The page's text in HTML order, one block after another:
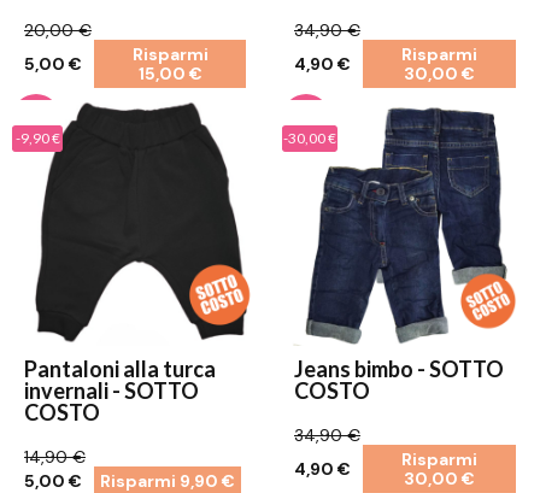
20,00 €
5,00 €
Risparmi
15,00 €
34,90 €
4,90 €
Risparmi
30,00 €
-9,90 €
Pantaloni alla turca
invernali - SOTTO
COSTO
14,90 €
5,00 €
Risparmi 9,90 €
-30,00 €
Jeans bimbo - SOTTO
COSTO
34,90 €
4,90 €
Risparmi
30,00 €